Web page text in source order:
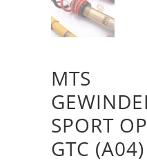
MTS
SPORT
GTC (A04)